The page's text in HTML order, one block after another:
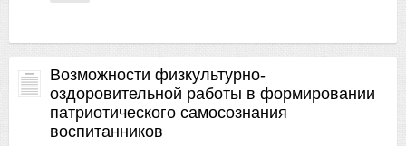
Возможности физкультурно-
оздоровительной работы в формировании
патриотического самосознания
воспитанников